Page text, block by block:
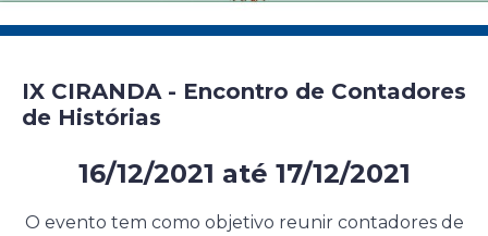
IX CIRANDA - Encontro de Contadores
de Histórias
16/12/2021 até 17/12/2021
O evento tem como objetivo reunir contadores de